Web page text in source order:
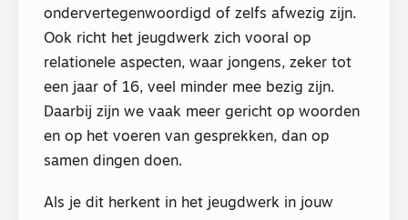
ondervertegenwoordigd of zelfs afwezig zijn.
Ook richt het jeugdwerk zich vooral op
relationele aspecten, waar jongens, zeker tot
een jaar of 16, veel minder mee bezig zijn.
Daarbij zijn we vaak meer gericht op woorden
en op het voeren van gesprekken, dan op
samen dingen doen.
Als je dit herkent in het jeugdwerk in jouw